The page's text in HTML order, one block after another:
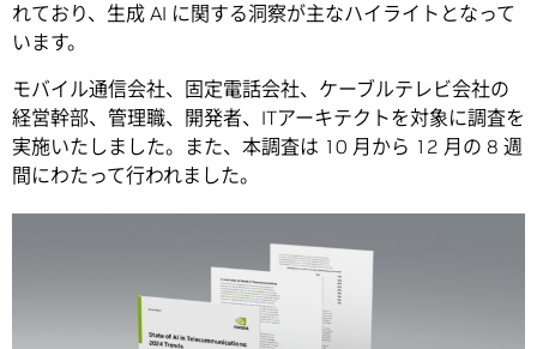
れており、生成 AI に関する洞察が主なハイライトとなって
います。
モバイル通信会社、固定電話会社、ケーブルテレビ会社の
経営幹部、管理職、開発者、ITアーキテクトを対象に調査を
実施いたしました。また、本調査は 10 月から 12 月の 8 週
間にわたって行われました。